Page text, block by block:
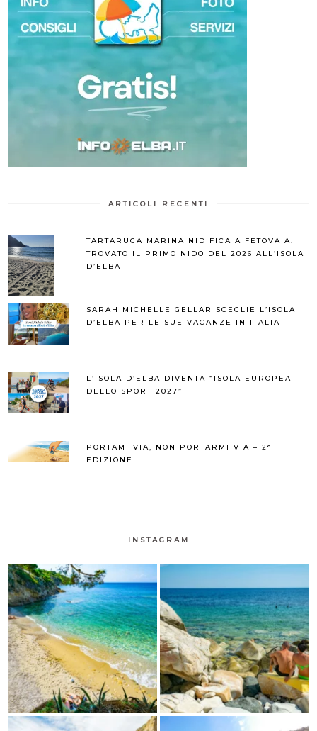
ARTICOLI RECENTI
TARTARUGA MARINA NIDIFICA A FETOVAIA:
TROVATO IL PRIMO NIDO DEL 2026 ALL’ISOLA
D’ELBA
SARAH MICHELLE GELLAR SCEGLIE L’ISOLA
D’ELBA PER LE SUE VACANZE IN ITALIA
L’ISOLA D’ELBA DIVENTA “ISOLA EUROPEA
DELLO SPORT 2027”
PORTAMI VIA, NON PORTARMI VIA – 2°
EDIZIONE
INSTAGRAM